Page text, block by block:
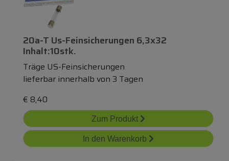
20a-T Us-Feinsicherungen 6,3x32
Inhalt:10stk.
Träge US-Feinsicherungen
lieferbar innerhalb von 3 Tagen
€ 8,40
Zum Produkt
In den Warenkorb